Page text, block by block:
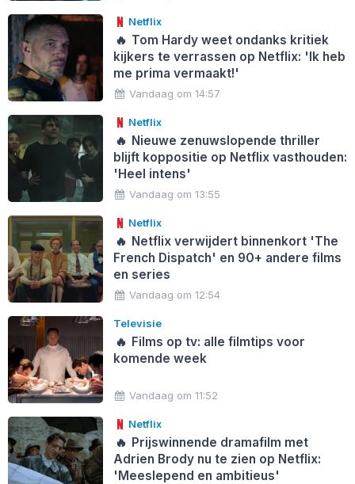
Netflix
🔥 Tom Hardy weet ondanks kritiek
kijkers te verrassen op Netflix: 'Ik heb
me prima vermaakt!'
Vandaag om 14:57
Netflix
🔥 Nieuwe zenuwslopende thriller
blijft koppositie op Netflix vasthouden:
'Heel intens'
Vandaag om 13:55
Netflix
🔥 Netflix verwijdert binnenkort 'The
French Dispatch' en 90+ andere films
en series
Vandaag om 12:54
Televisie
🔥 Films op tv: alle filmtips voor
komende week
Vandaag om 11:52
Netflix
🔥 Prijswinnende dramafilm met
Adrien Brody nu te zien op Netflix:
'Meeslepend en ambitieus'